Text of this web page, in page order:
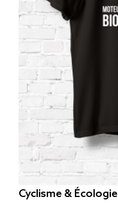
Cyclisme & Écologie